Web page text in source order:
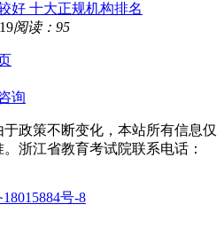
好 十大正规机构排名
阅读：95
询
政策不断变化，本站所有信息仅
浙江省教育考试院联系电话：
号-8